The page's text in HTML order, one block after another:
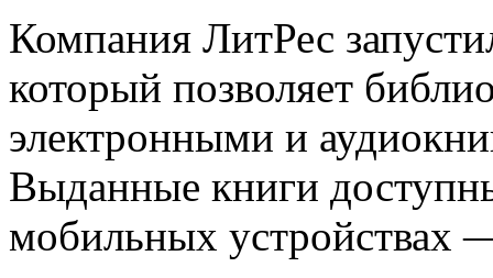
Компания ЛитРес
который позволяет
электронными и
Выданные книги
мобильных устройствах